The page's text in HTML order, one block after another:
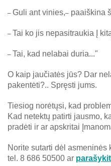
– Guli ant vinies,– paaiškina
– Tai ko jis nepasitraukia Į
– Tai, kad nelabai duria..."
O kaip jaučiatės jūs? Dar
pakentėti?.. Spręsti jums.
Tiesiog norėtųsi, kad
Kad netektų patirti jausmo,
pradėti ir ar apskritai
Norite sutarti dėl
tel. 8 686 50500 ar